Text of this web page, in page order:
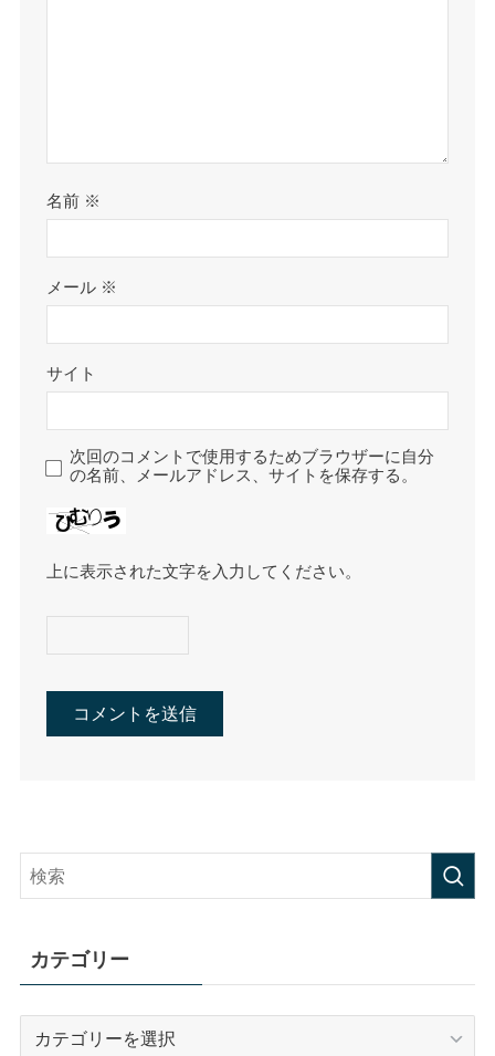
名前 ※
メール ※
サイト
次回のコメントで使用するためブラウザーに自分
の名前、メールアドレス、サイトを保存する。
上に表示された文字を入力してください。
カテゴリー